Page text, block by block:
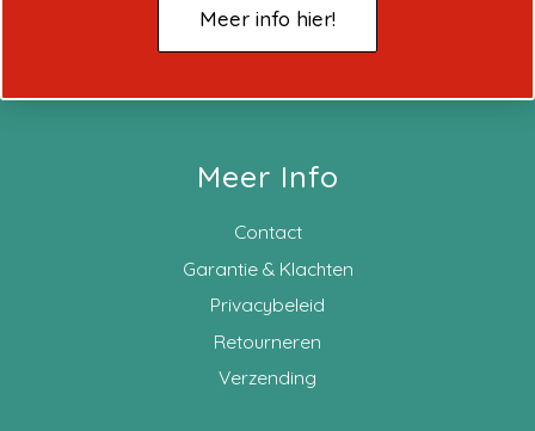
Meer info hier!
Meer Info
Contact
Garantie & Klachten
Privacybeleid
Retourneren
Verzending